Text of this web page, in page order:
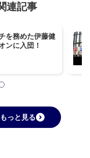
連記事
を務めた伊藤健
ンに入団！
っと見る